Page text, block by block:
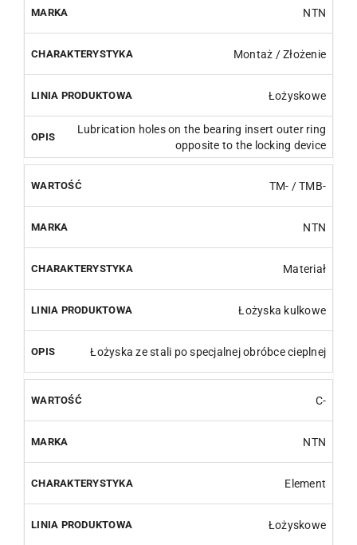
NTN
Montaż / Złożenie
Łożyskowe
Lubrication holes on the bearing insert outer ring
opposite to the locking device
TM- / TMB-
NTN
Materiał
Łożyska kulkowe
Łożyska ze stali po specjalnej obróbce cieplnej
C-
NTN
Element
Łożyskowe